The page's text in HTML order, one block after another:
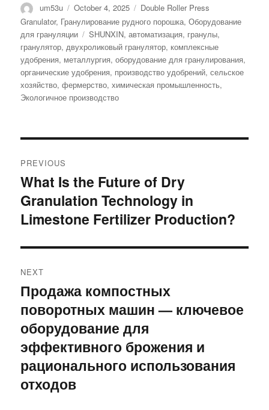
Author
um53u
Posted
on
October 4, 2025 Categories
Double Roller Press
Granulator, Гранулирование рудного порошка,Оборудование
для грануляции
Tags
SHUNXIN,автоматизация, гранулы,
гранулятор, двухроликовый гранулятор, комплексные
удобрения, металлургия,оборудование для гранулирования,
органические удобрения, производство удобрений,сельское
хозяйство,фермерство,химическая промышленность,
Экологичное производство
navigation
PREVIOUS
Previous
post:
What Is the Future of Dry
Granulation Technology in
Limestone Fertilizer Production?
NEXT
Next
post:
Продажа компостных
поворотных машин — ключевое
оборудование для
эффективного брожения и
рационального использования
отходов